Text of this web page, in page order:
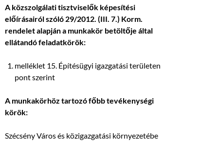
A közszolgálati tisztviselők képesítési
előírásairól szóló 29/2012. (III. 7.) Korm.
rendelet alapján a munkakör betöltője által
ellátandó feladatkörök:
melléklet 15. Építésügyi igazgatási területen
pont szerint
A munkakörhöz tartozó főbb tevékenységi
körök:
Szécsény Város és közigazgatási környezetébe